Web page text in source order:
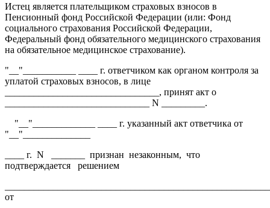
Истец является плательщиком страховых взносов в
Пенсионный фонд Российской Федерации (или: Фонд
социального страхования Российской Федерации,
Федеральный фонд обязательного медицинского страхования
на обязательное медицинское страхование).
"__"___________ ____ г. ответчиком как органом контроля за
уплатой страховых взносов, в лице
________________________________, принят акт о
______________________________ N _________.
"__"_____________ ____ г. указанный акт ответчика от
"__"______________
____ г. N _______ признан незаконным, что
подтверждается решением
от